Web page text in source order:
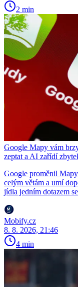
2 min
Google Mapy vám
zeptat a AI zařídí
Google proměnil
celým větám a umí
jídla jedním dotazem
Mobify.cz
8. 8. 2026, 21:46
4 min